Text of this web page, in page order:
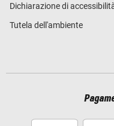
Dichiarazione di
Tutela dell'ambiente